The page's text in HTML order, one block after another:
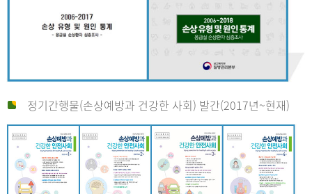
정기간행물(손상예방과 건강한 사회) 발간(2017년~현재)